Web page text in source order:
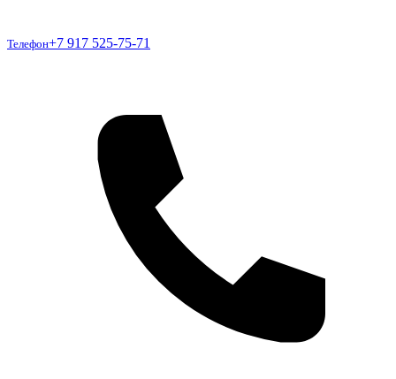
Телефон
Телефон+7 917 525-75-71